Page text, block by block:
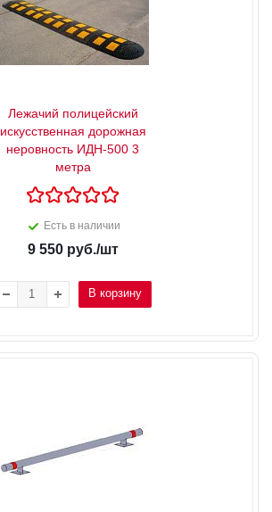
Лежачий полицейский
искусственная дорожная
неровность ИДН-500 3
метра
Есть в наличии
9 550руб./шт
В корзину